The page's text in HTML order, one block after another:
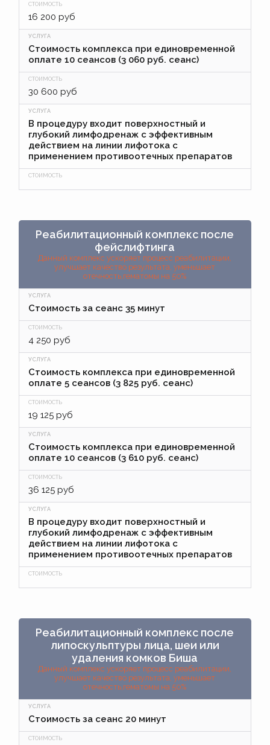
16 200 руб
Стоимость комплекса при единовременной
оплате 10 сеансов (3 060 руб. сеанс)
30 600 руб
В процедуру входит поверхностный и
глубокий лимфодренаж с эффективным
действием на линии лифотока с
применением противоотечных препаратов
Реабилитационный комплекс после
фейслифтинга
Данный комплекс ускоряет процесс реабилитации,
улучшает качество результата, уменьшает
отечность,гематомы на 50%
Стоимость за сеанс 35 минут
4 250 руб
Стоимость комплекса при единовременной
оплате 5 сеансов (3 825 руб. сеанс)
19 125 руб
Стоимость комплекса при единовременной
оплате 10 сеансов (3 610 руб. сеанс)
36 125 руб
В процедуру входит поверхностный и
глубокий лимфодренаж с эффективным
действием на линии лифотока с
применением противоотечных препаратов
Реабилитационный комплекс после
липоскульптуры лица, шеи или
удаления комков Биша
Данный комплекс ускоряет процесс реабилитации,
улучшает качество результата, уменьшает
отечность,гематомы на 50%
Стоимость за сеанс 20 минут